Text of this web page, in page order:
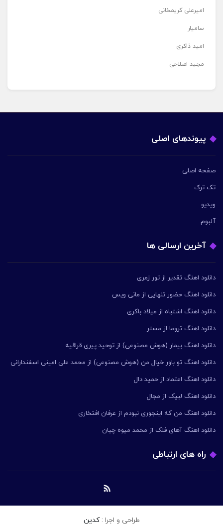
امیرعلی کریمخانی
سامیار
امید ذاکری
مجید اصلاحی
پیوندهای اصلی
صفحه اصلی
تک ترک
ویدیو
آلبوم
آخرین ارسالی ها
دانلود اهنگ تقدیر از تور زمری
دانلود اهنگ حضور تنهایی از مانی ویس
دانلود اهنگ اشتباه از میلاد باکری
دانلود اهنگ تروما از مستر
دانلود اهنگ بیمار (هوش مصنوعی) از توحید پیری قراقیه
دانلود اهنگ تو باور خیال من (هوش مصنوعی) از محمد علی امینی اسفندارانی
دانلود اهنگ اعتماد از حمید دال
دانلود اهنگ لبیک از مجال
دانلود اهنگ من که اینجوری نبودم از عرفان افتخاری
دانلود اهنگ آهای فلک از محمد میوه چیان
راه های ارتباطی
طراحی و اجرا :کدین